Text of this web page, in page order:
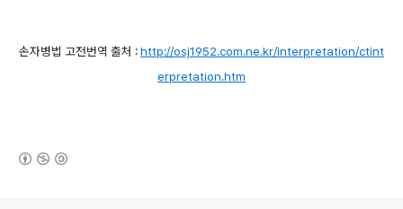
손자병법 고전번역 출처 :http://osj1952.com.ne.kr/interpretation/ctint
erpretation.htm